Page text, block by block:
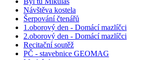
Návštěva kostela
Šerpování čtenářů
1.oborový den - Domácí mazlíčci
2.oborový den - Domácí mazlíčci
Recitační soutěž
PČ - stavebnice GEOMAG